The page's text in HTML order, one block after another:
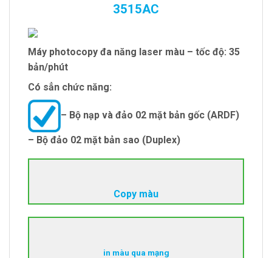
3515AC
Máy photocopy đa năng laser màu – tốc độ: 35
bản/phút
Có sẳn chức năng:
– Bộ nạp và đảo 02 mặt bản gốc (ARDF)
– Bộ đảo 02 mặt bản sao (Duplex)
Copy màu
in màu qua mạng